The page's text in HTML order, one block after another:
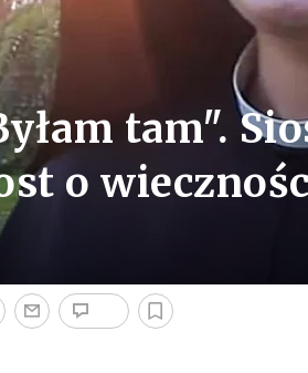
tam".
o